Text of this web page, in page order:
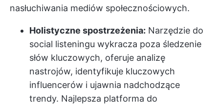
nasłuchiwania mediów społecznościowych.
Holistyczne spostrzeżenia: Narzędzie do
social listeningu wykracza poza śledzenie
słów kluczowych, oferuje analizę
nastrojów, identyfikuje kluczowych
influencerów i ujawnia nadchodzące
trendy. Najlepsza platforma do